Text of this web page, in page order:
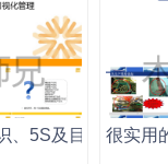
、5S及目视化.pptx
很实用